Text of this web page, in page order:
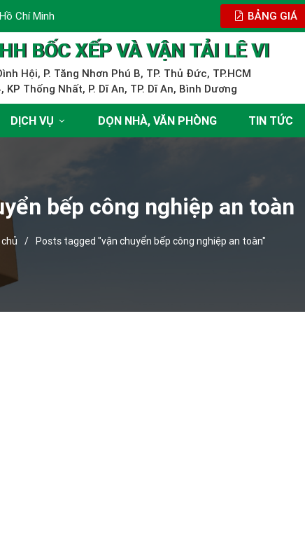
Chí Minh BẢNG GIÁ
BỐC XẾP VÀ VẬN TẢI LÊ VI
Hội, P. Tăng Nhơn Phú B, TP. Thủ Đức, TP.HCM
Thống Nhất, P. Dĩ An, TP. Dĩ An, Bình Dương
DỊCH VỤ DỌN NHÀ, VĂN PHÒNG TIN TỨC
bếp công nghiệp an toàn
/Posts tagged "vận chuyển bếp công nghiệp an toàn"